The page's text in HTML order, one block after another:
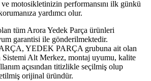
motosikletinizin performansını ilk günkü
yardımcı olur.
tüm Arora Yedek Parça ürünleri
garantisi ile gönderilmektedir.
YEDEK PARÇA grubuna ait olan
Alt Merkez, montaj uyumu, kalite
açısından titizlikle seçilmiş olup
orijinal üründür.